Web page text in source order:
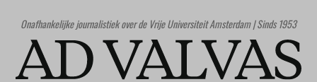
Onafhankelijke journalistiek over de Vrije Universiteit Amsterdam | Sinds 1953